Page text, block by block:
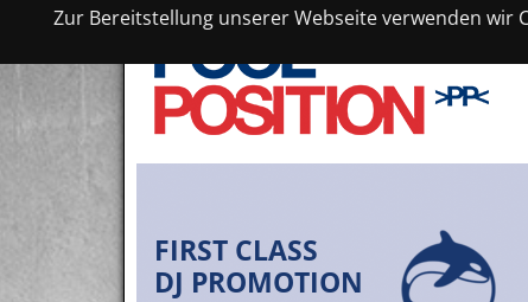
Zur Bereitstellung unserer Webseite verwenden wir
FIRST CLASS
DJ PROMOTION